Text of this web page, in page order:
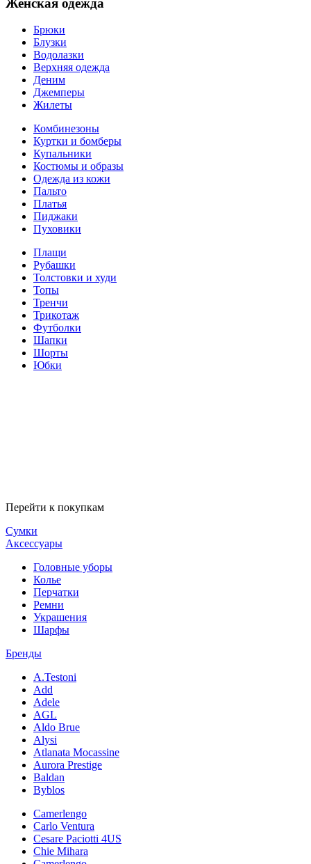
Брюки
Блузки
Водолазки
Верхняя одежда
Деним
Джемперы
Жилеты
Комбинезоны
Куртки и бомберы
Купальники
Костюмы и образы
Одежда из кожи
Пальто
Платья
Пиджаки
Пуховики
Плащи
Рубашки
Толстовки и худи
Топы
Тренчи
Трикотаж
Футболки
Шапки
Шорты
Юбки
Перейти к покупкам
Сумки
Аксессуары
Головные уборы
Колье
Перчатки
Ремни
Украшения
Шарфы
Бренды
A.Testoni
Add
Adele
AGL
Aldo Brue
Alysi
Atlanata Mocassine
Aurora Prestige
Baldan
Byblos
Camerlengo
Carlo Ventura
Cesare Paciotti 4US
Chie Mihara